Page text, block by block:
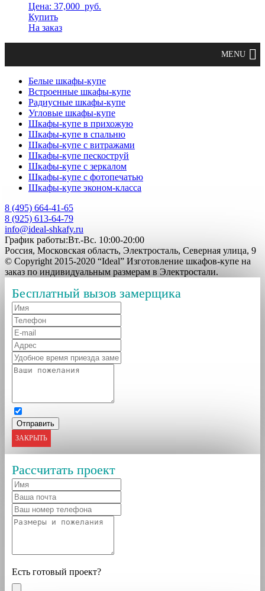
Цена: 37,000 руб.
Купить
На заказ
Белые шкафы-купе
Встроенные шкафы-купе
Радиусные шкафы-купе
Угловые шкафы-купе
Шкафы-купе в прихожую
Шкафы-купе в спальню
Шкафы-купе с витражами
Шкафы-купе пескоструй
Шкафы-купе с зеркалом
Шкафы-купе с фотопечатью
Шкафы-купе эконом-класса
8 (495) 664-41-65
8 (925) 613-64-79
info@ideal-shkafy.ru
График работы:Вт.-Вс. 10:00-20:00
Россия, Московская область, Электросталь, Северная улица, 9
© Copyright 2015-2020 “Ideal” Изготовление шкафов-купе на
заказ по индивидуальным размерам в Электростали.
Бесплатный вызов замерщика
ЗАКРЫТЬ
Рассчитать проект
Есть готовый проект?